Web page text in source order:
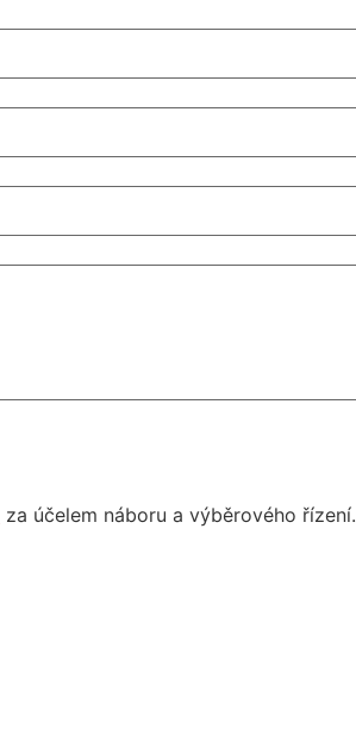
za účelem náboru a výběrového řízení.